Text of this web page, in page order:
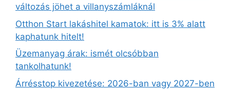
változás jöhet a villanyszámláknál
Otthon Start lakáshitel kamatok: itt is 3% alatt
kaphatunk hitelt!
Üzemanyag árak: ismét olcsóbban
tankolhatunk!
Árrésstop kivezetése: 2026-ban vagy 2027-ben